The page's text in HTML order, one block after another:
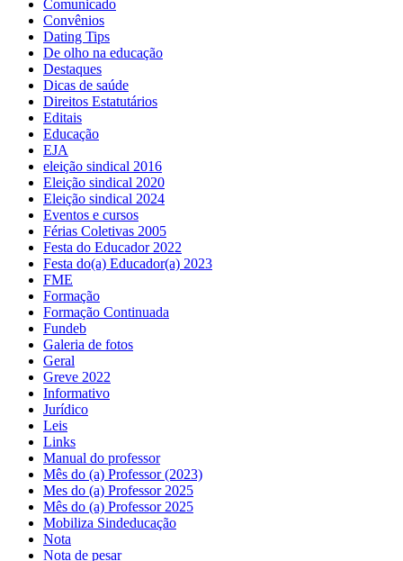
Comunicado
Convênios
Dating Tips
De olho na educação
Destaques
Dicas de saúde
Direitos Estatutários
Editais
Educação
EJA
eleição sindical 2016
Eleição sindical 2020
Eleição sindical 2024
Eventos e cursos
Férias Coletivas 2005
Festa do Educador 2022
Festa do(a) Educador(a) 2023
FME
Formação
Formação Continuada
Fundeb
Galeria de fotos
Geral
Greve 2022
Informativo
Jurídico
Leis
Links
Manual do professor
Mês do (a) Professor (2023)
Mes do (a) Professor 2025
Mês do (a) Professor 2025
Mobiliza Sindeducação
Nota
Nota de pesar